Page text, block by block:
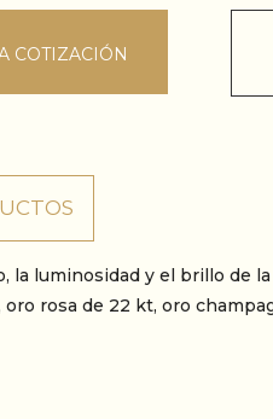
COTIZACIÓN
luminosidad y el brillo de
rosa de 22 kt, oro